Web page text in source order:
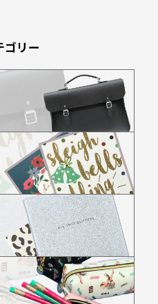
ゴリー